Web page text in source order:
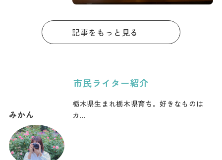
記事をもっと見る
市民ライター紹介
みかん
栃木県生まれ栃木県育ち。好きなものは
カ…